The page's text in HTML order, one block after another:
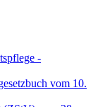
-
vom 10.